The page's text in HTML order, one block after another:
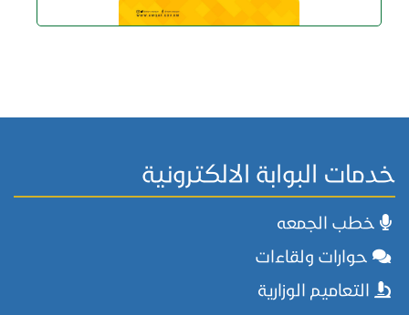
خدمات البوابة الالكترونية
خطب الجمعه
حوارات ولقاءات
التعاميم الوزارية